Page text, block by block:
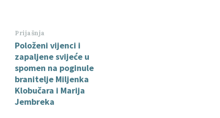
Prijašnja
Položeni vijenci i
zapaljene svijeće u
spomen na poginule
branitelje Miljenka
Klobučara i Marija
Jembreka